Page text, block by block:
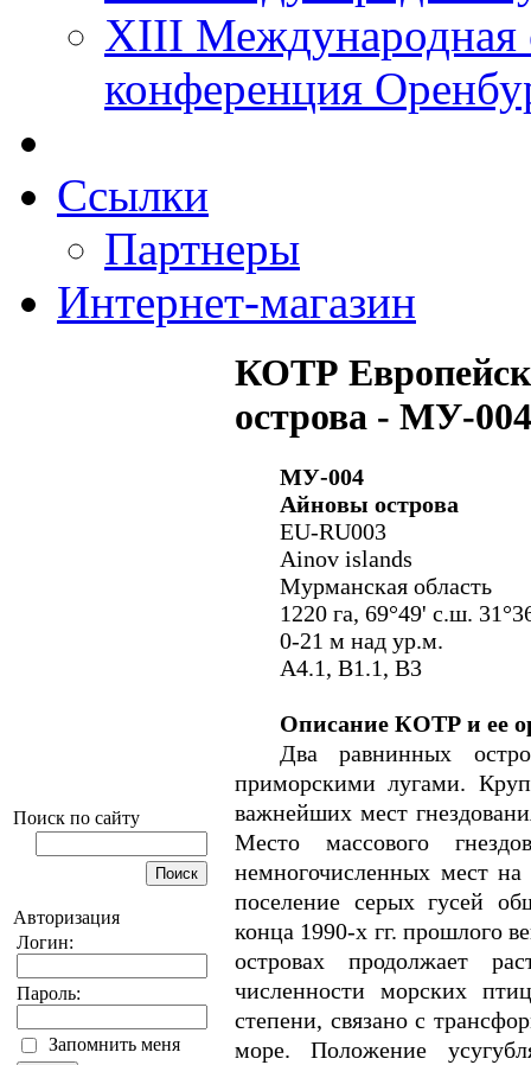
XIII Международная
конференция
Ссылки
Партнеры
Интернет-магазин
Поиск по сайту
Авторизация
Логин:
Пароль:
Запомнить меня
КОТР
острова - МУ-004
МУ-004
Айновы острова
EU-RU003
Ainov islands
Мурманская область
1220 га, 69°49' с.ш.
0-21 м над ур.м.
A4.1, B1.1, B3
Описание КОТР и ее
Два равнинных
приморскими лугами.
важнейших мест
Место массового
немногочисленных мест на
поселение серых гусей
конца 1990-х гг. прошлого
островах продолжает
численности морских
степени, связано с
море. Положение